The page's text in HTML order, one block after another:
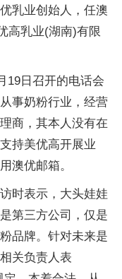
乳业创始人，任澳
高乳业(湖南)有限
19日召开的电话会
事奶粉行业，经营
商，其本人没有在
持美优高开展业
澳优邮箱。
时表示，大头娃娃
第三方公司，仅是
品牌。针对未来是
关负责人表